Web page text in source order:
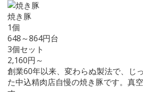
焼き豚
1個
648～864円台
3個セット
2,160円～
創業60年以来、変わらぬ製法で、じ
た中込精肉店自慢の焼き豚です。真